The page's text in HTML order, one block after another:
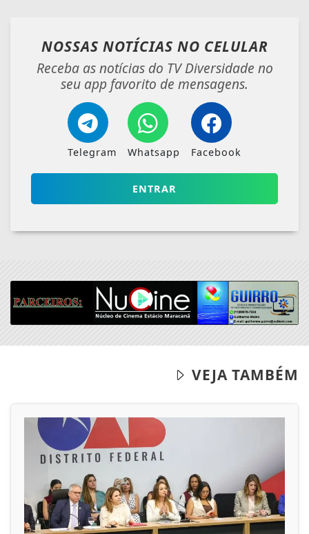
DIREITOS HUMANOS
OAB/DF lança "violentômetro" sobre
estágios da agressão a mulheres
O material expõe os diferentes níveis de violência
que uma mulher pode enfrentar,...
ACESSAR